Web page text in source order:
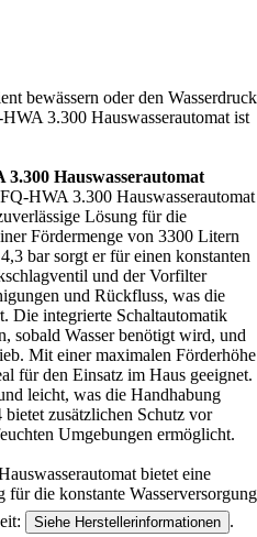
bewässern oder den Wasserdruck
3.300 Hauswasserautomat ist
Hauswasserautomat
HWA 3.300 Hauswasserautomat
Lösung für die
Fördermenge von 3300 Litern
bar sorgt er für einen konstanten
und der Vorfilter
und Rückfluss, was die
Die integrierte Schaltautomatik
sobald Wasser benötigt wird, und
Mit einer maximalen Förderhöhe
für den Einsatz im Haus geeignet.
leicht, was die Handhabung
zusätzlichen Schutz vor
Umgebungen ermöglicht.
bietet eine
die konstante Wasserversorgung
Siehe Herstellerinformationen .